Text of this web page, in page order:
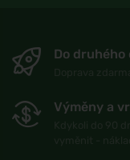
Do druhého
Výměny a